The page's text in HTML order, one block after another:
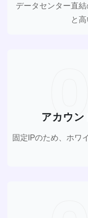
データセンター直
と
アカウン
固定IPのため、ホワ